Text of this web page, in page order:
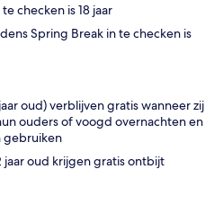
checken is 18 jaar
Spring Break in te checken is
oud) verblijven gratis wanneer zij
ouders of voogd overnachten en
gebruiken
jaar oud krijgen gratis ontbijt